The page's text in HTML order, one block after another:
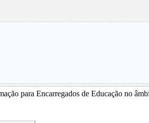
para Encarregados de Educação no